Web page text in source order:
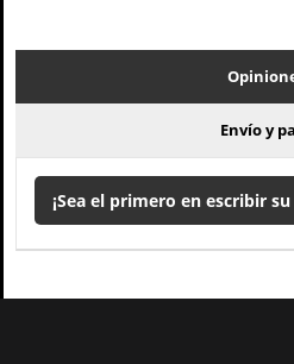
Envío y
¡Sea el primero en escribir